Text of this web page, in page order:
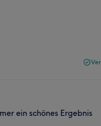
ein schönes Ergebnis